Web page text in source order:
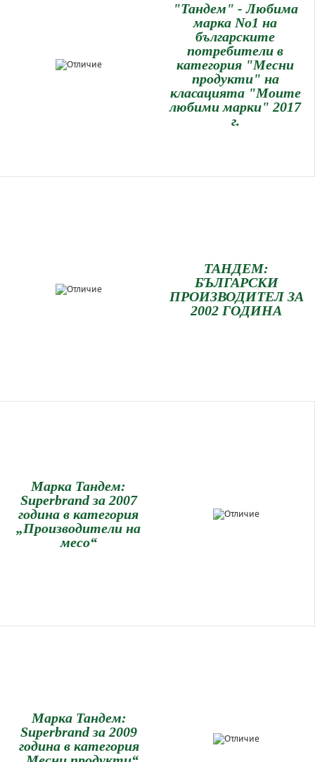
"Тандем" - Любима
марка No1 на
българските
потребители в
категория "Месни
продукти" на
класацията "Моите
любими марки" 2017
г.
ТАНДЕМ:
БЪЛГАРСКИ
ПРОИЗВОДИТЕЛ ЗА
2002 ГОДИНА
Марка Тандем:
Superbrand за 2007
година в категория
„Производители на
месо“
Марка Тандем:
Superbrand за 2009
година в категория